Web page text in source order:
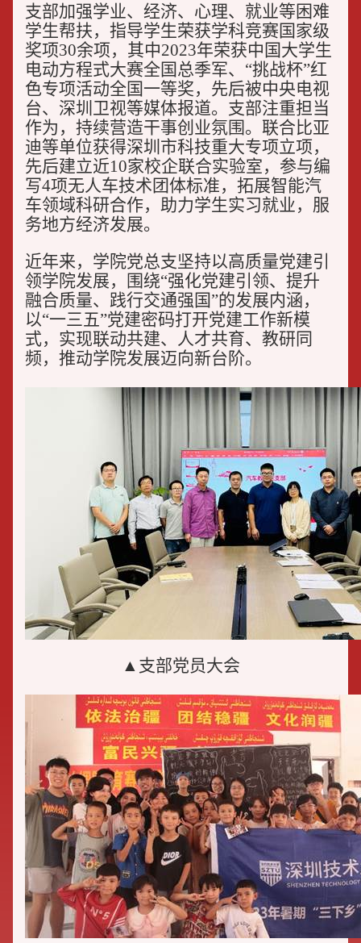
支部加强学业、经济、心理、就业等困难
学生帮扶，指导学生荣获学科竞赛国家级
奖项30余项，其中2023年荣获中国大学生
电动方程式大赛全国总季军、“挑战杯”红
色专项活动全国一等奖，先后被中央电视
台、深圳卫视等媒体报道。支部注重担当
作为，持续营造干事创业氛围。联合比亚
迪等单位获得深圳市科技重大专项立项，
先后建立近10家校企联合实验室，参与编
写4项无人车技术团体标准，拓展智能汽
车领域科研合作，助力学生实习就业，服
务地方经济发展。
近年来，学院党总支坚持以高质量党建引
领学院发展，围绕“强化党建引领、提升
融合质量、践行交通强国”的发展内涵，
以“一三五”党建密码打开党建工作新模
式，实现联动共建、人才共育、教研同
频，推动学院发展迈向新台阶。
▲支部党员大会